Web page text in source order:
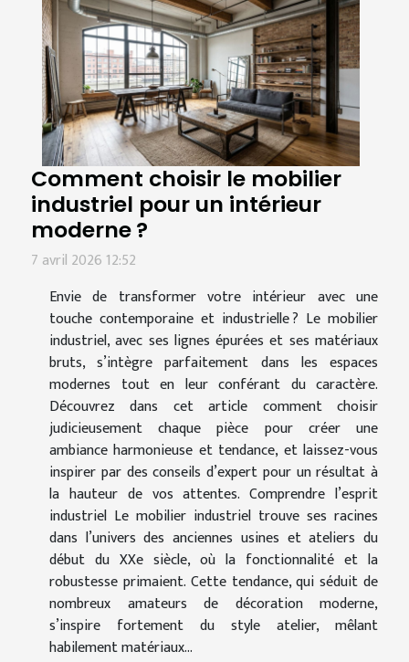
Comment choisir le mobilier
industriel pour un intérieur
moderne ?
7 avril 2026 12:52
Envie de transformer votre intérieur avec une
touche contemporaine et industrielle ? Le mobilier
industriel, avec ses lignes épurées et ses matériaux
bruts, s’intègre parfaitement dans les espaces
modernes tout en leur conférant du caractère.
Découvrez dans cet article comment choisir
judicieusement chaque pièce pour créer une
ambiance harmonieuse et tendance, et laissez-vous
inspirer par des conseils d’expert pour un résultat à
la hauteur de vos attentes. Comprendre l’esprit
industriel Le mobilier industriel trouve ses racines
dans l’univers des anciennes usines et ateliers du
début du XXe siècle, où la fonctionnalité et la
robustesse primaient. Cette tendance, qui séduit de
nombreux amateurs de décoration moderne,
s’inspire fortement du style atelier, mêlant
habilement matériaux...